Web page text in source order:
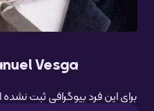
Vesga
برای این فرد بیوگرافی ثبت